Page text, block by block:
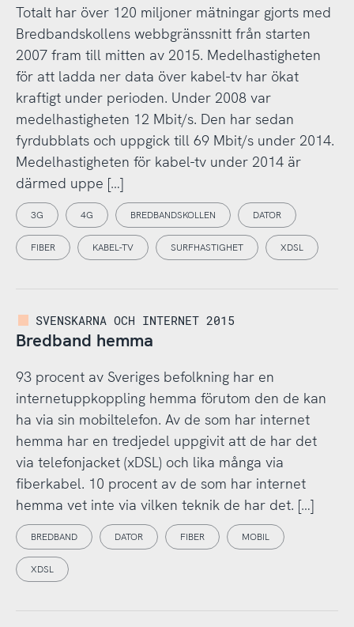
Totalt har över 120 miljoner mätningar gjorts med
Bredbandskollens webbgränssnitt från starten
2007 fram till mitten av 2015. Medelhastigheten
för att ladda ner data över kabel-tv har ökat
kraftigt under perioden. Under 2008 var
medelhastigheten 12 Mbit/s. Den har sedan
fyrdubblats och uppgick till 69 Mbit/s under 2014.
Medelhastigheten för kabel-tv under 2014 är
därmed uppe […]
3G 4G BREDBANDSKOLLEN DATOR
FIBER KABEL-TV SURFHASTIGHET XDSL
SVENSKARNA OCH INTERNET 2015
Bredband hemma
93 procent av Sveriges befolkning har en
internetuppkoppling hemma förutom den de kan
ha via sin mobiltelefon. Av de som har internet
hemma har en tredjedel uppgivit att de har det
via telefonjacket (xDSL) och lika många via
fiberkabel. 10 procent av de som har internet
hemma vet inte via vilken teknik de har det. […]
BREDBAND DATOR FIBER MOBIL
XDSL